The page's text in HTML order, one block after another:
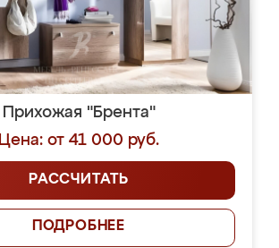
Прихожая "Брента"
Цена: от 41 000 руб.
РАССЧИТАТЬ
ПОДРОБНЕЕ